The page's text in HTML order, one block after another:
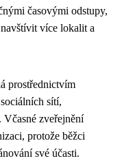
časovými odstupy,
více lokalit a
prostřednictvím
sítí,
Včasné zveřejnění
protože běžci
své účasti.